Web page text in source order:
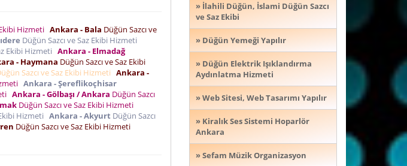
Hizmeti Ankara - Bala Düğün Sazcı ve
Düğün Sazcı ve Saz Ekibi Hizmeti
Ekibi Hizmeti Ankara - Elmadağ
- Haymana Düğün Sazcı ve Saz Ekibi
Sazcı ve Saz Ekibi Hizmeti Ankara -
Ankara - Şereflikoçhisar
Ankara - Gölbaşı / Ankara Düğün Sazcı
Düğün Sazcı ve Saz Ekibi Hizmeti
Hizmeti Ankara - Akyurt Düğün Sazcı
Düğün Sazcı ve Saz Ekibi Hizmeti
» İlahili Düğün, İslami Düğün Sazcı
ve Saz Ekibi
» Düğün Yemeği Yapılır
» Düğün Elektrik Işıklandırma
Aydınlatma Hizmeti
» Web Sitesi, Web Tasarımı Yapılır
» Kiralık Ses Sistemi Hoparlör
Ankara
» Sefam Müzik Organizasyon